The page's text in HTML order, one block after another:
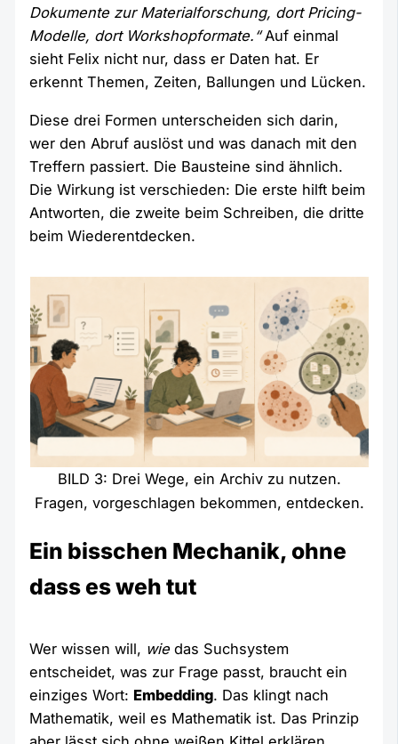
Dokumente zur Materialforschung, dort Pricing-
Modelle, dort Workshopformate.“Auf einmal
sieht Felix nicht nur, dass er Daten hat. Er
erkennt Themen, Zeiten, Ballungen und Lücken.
Diese drei Formen unterscheiden sich darin,
wer den Abruf auslöst und was danach mit den
Treffern passiert. Die Bausteine sind ähnlich.
Die Wirkung ist verschieden: Die erste hilft beim
Antworten, die zweite beim Schreiben, die dritte
beim Wiederentdecken.
BILD 3: Drei Wege, ein Archiv zu nutzen.
Fragen, vorgeschlagen bekommen, entdecken.
Ein bisschen Mechanik, ohne
dass es weh tut
Wer wissen will, wie das Suchsystem
entscheidet, was zur Frage passt, braucht ein
einziges Wort: Embedding. Das klingt nach
Mathematik, weil es Mathematik ist. Das Prinzip